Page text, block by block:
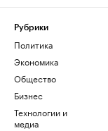
Рубрики
Политика
Экономика
Общество
Бизнес
Технологии и
медиа